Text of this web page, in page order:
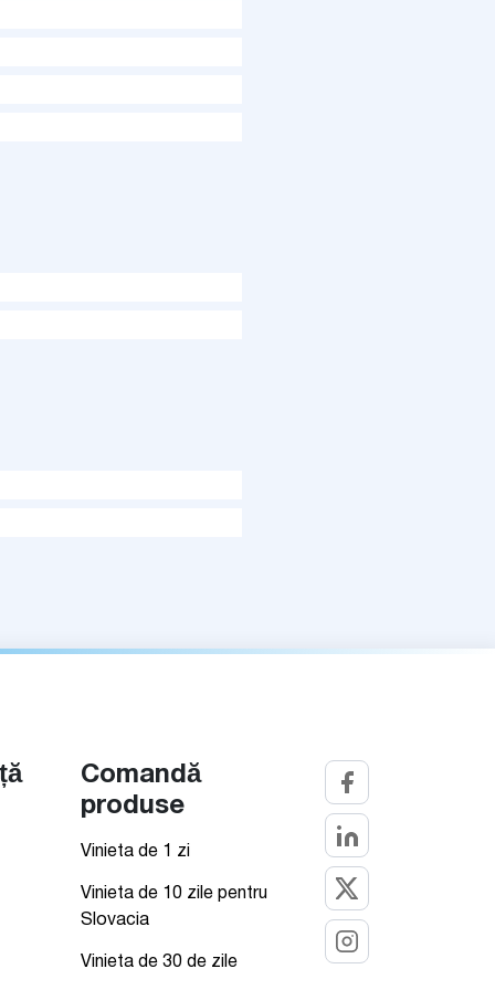
Comandă
produse
Vinieta de 1 zi
Vinieta de 10 zile pentru
Slovacia
Vinieta de 30 de zile